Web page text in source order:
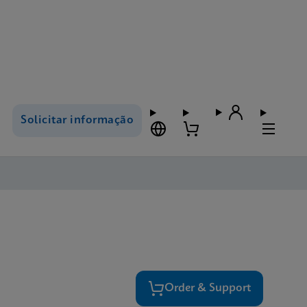
Solicitar informação
Order & Support